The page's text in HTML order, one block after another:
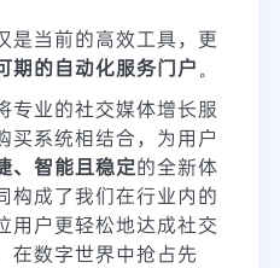
是当前的高效工具，更
期的自动化服务门户 。
专业的社交媒体增长服
买系统相结合，为用户
、智能且稳定的全新体
构成了我们在行业内的
用户更轻松地达成社交
在数字世界中抢占先